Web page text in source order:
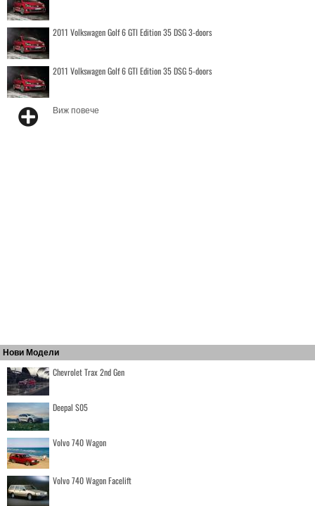
2011 Volkswagen Golf 6 GTI Edition 35 DSG 3-doors
2011 Volkswagen Golf 6 GTI Edition 35 DSG 5-doors
Виж повече
Нови Модели
Chevrolet Trax 2nd Gen
Deepal S05
Volvo 740 Wagon
Volvo 740 Wagon Facelift